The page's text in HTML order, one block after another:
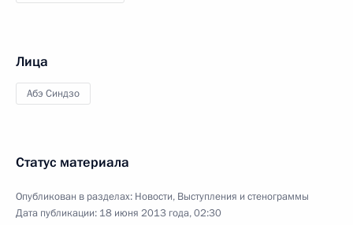
Лица
Абэ Синдзо
Статус материала
Опубликован в разделах: Новости, Выступления и стенограммы
Дата публикации: 18 июня 2013 года, 02:30